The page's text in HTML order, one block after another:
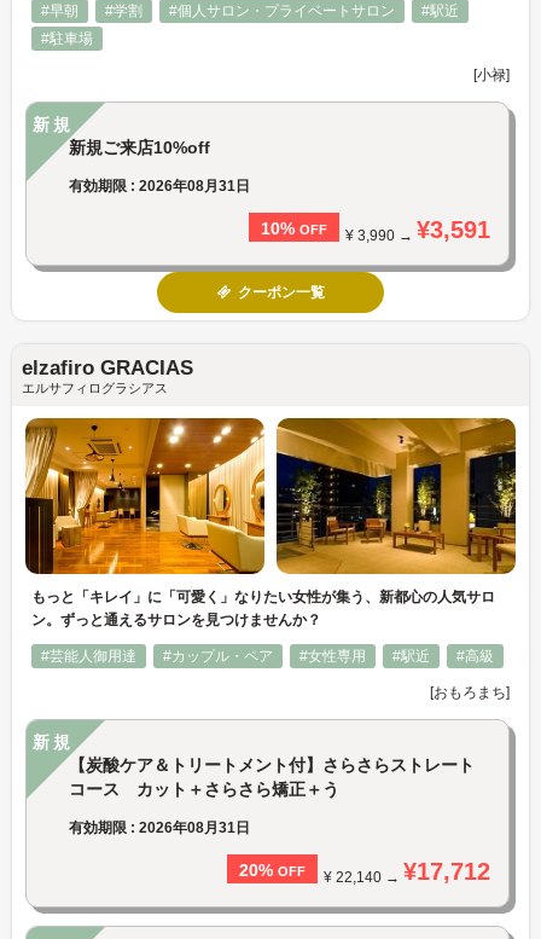
#早朝 #学割 #個人サロン・プライベートサロン
#駅近
#駐車場
[小禄]
新規
新規ご来店10%off
有効期限 : 2026年08月31日
10% OFF ¥ 3,990 → ¥3,591
クーポン一覧
elzafiro GRACIAS
エルサフィログラシアス
もっと「キレイ」に「可愛く」なりたい女性が集う、新都心の人気サロ
ン。ずっと通えるサロンを見つけませんか？
#芸能人御用達 #カップル・ペア #女性専用 #駅近 #高級
[おもろまち]
新規
【炭酸ケア＆トリートメント付】さらさらストレート
コース カット＋さらさら矯正＋う
有効期限 : 2026年08月31日
20% OFF ¥ 22,140 → ¥17,712